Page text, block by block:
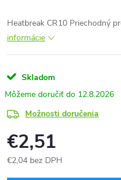
Heatbreak CR10 Priechodný
informácie
Skladom
12.8.2026
Možnosti doručenia
€2,51
€2,04 bez DPH